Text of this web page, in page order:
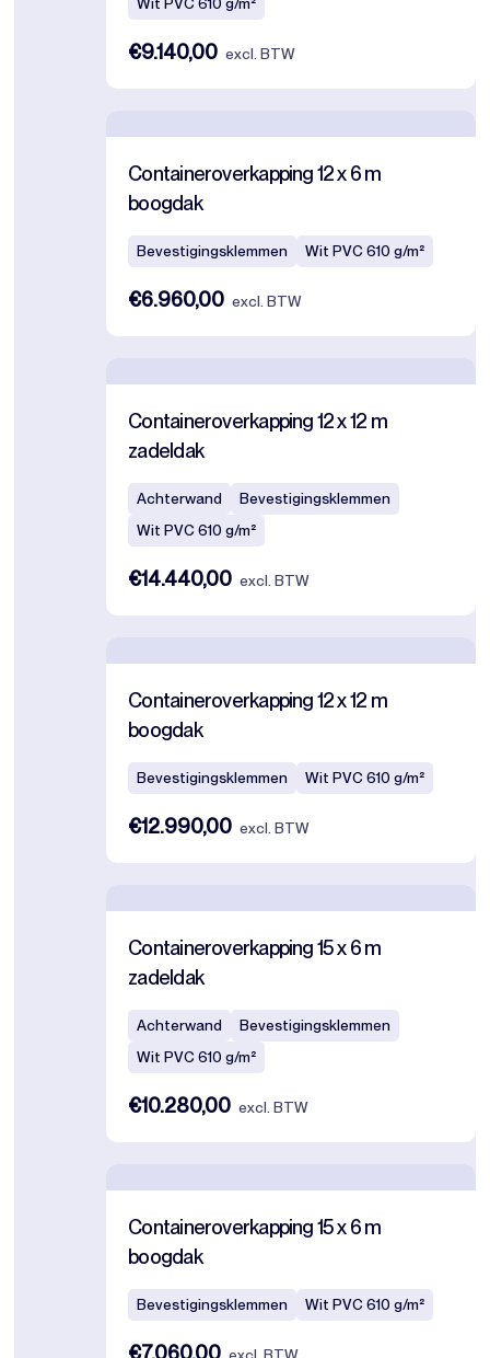
Wit PVC 610 g/m²
€9.140,00 excl. BTW
Containeroverkapping 12 x 6 m
boogdak
Bevestigingsklemmen Wit PVC 610 g/m²
€6.960,00 excl. BTW
Containeroverkapping 12 x 12 m
zadeldak
Achterwand
Bevestigingsklemmen
Wit PVC 610 g/m²
€14.440,00 excl. BTW
Containeroverkapping 12 x 12 m
boogdak
Bevestigingsklemmen Wit PVC 610 g/m²
€12.990,00 excl. BTW
Containeroverkapping 15 x 6 m
zadeldak
Achterwand
Bevestigingsklemmen
Wit PVC 610 g/m²
€10.280,00 excl. BTW
Containeroverkapping 15 x 6 m
boogdak
Bevestigingsklemmen Wit PVC 610 g/m²
€7.060,00